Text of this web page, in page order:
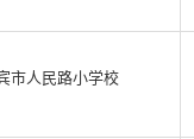
市人民路小学校